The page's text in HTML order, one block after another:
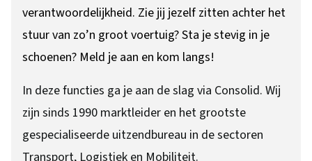
verantwoordelijkheid. Zie jij jezelf zitten achter het
stuur van zo’n groot voertuig? Sta je stevig in je
schoenen? Meld je aan en kom langs!
In deze functies ga je aan de slag via Consolid. Wij
zijn sinds 1990 marktleider en het grootste
gespecialiseerde uitzendbureau in de sectoren
Transport, Logistiek en Mobiliteit.